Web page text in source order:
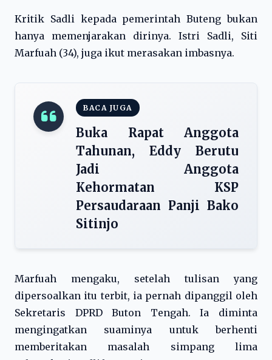
Kritik Sadli kepada pemerintah Buteng bukan
hanya memenjarakan dirinya. Istri Sadli, Siti
Marfuah (34), juga ikut merasakan imbasnya.
BACA JUGA
Buka Rapat Anggota
Tahunan, Eddy Berutu
Jadi Anggota
Kehormatan KSP
Persaudaraan Panji Bako
Sitinjo
Marfuah mengaku, setelah tulisan yang
dipersoalkan itu terbit, ia pernah dipanggil oleh
Sekretaris DPRD Buton Tengah. Ia diminta
mengingatkan suaminya untuk berhenti
memberitakan masalah simpang lima